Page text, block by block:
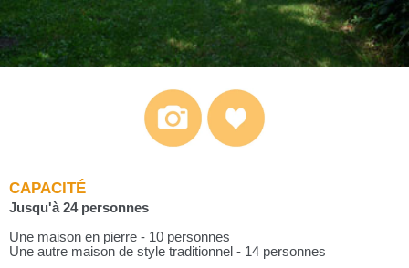
CAPACITÉ
Jusqu'à 24 personnes
Une maison en pierre - 10 personnes
Une autre maison de style traditionnel - 14 personnes